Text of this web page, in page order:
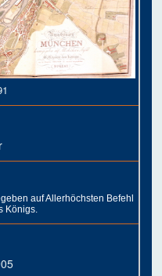
auf Allerhöchsten Befehl
Königs.